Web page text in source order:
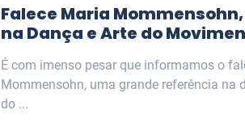
Falece Maria
na Dança e Arte do
É com imenso pesar que informamos o
Mommensohn, uma grande referência na
do ...